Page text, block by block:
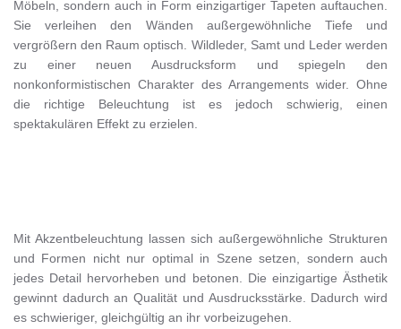
Möbeln, sondern auch in Form einzigartiger Tapeten auftauchen.
Sie verleihen den Wänden außergewöhnliche Tiefe und
vergrößern den Raum optisch. Wildleder, Samt und Leder werden
zu einer neuen Ausdrucksform und spiegeln den
nonkonformistischen Charakter des Arrangements wider. Ohne
die richtige Beleuchtung ist es jedoch schwierig, einen
spektakulären Effekt zu erzielen.
Mit Akzentbeleuchtung lassen sich außergewöhnliche Strukturen
und Formen nicht nur optimal in Szene setzen, sondern auch
jedes Detail hervorheben und betonen. Die einzigartige Ästhetik
gewinnt dadurch an Qualität und Ausdrucksstärke. Dadurch wird
es schwieriger, gleichgültig an ihr vorbeizugehen.